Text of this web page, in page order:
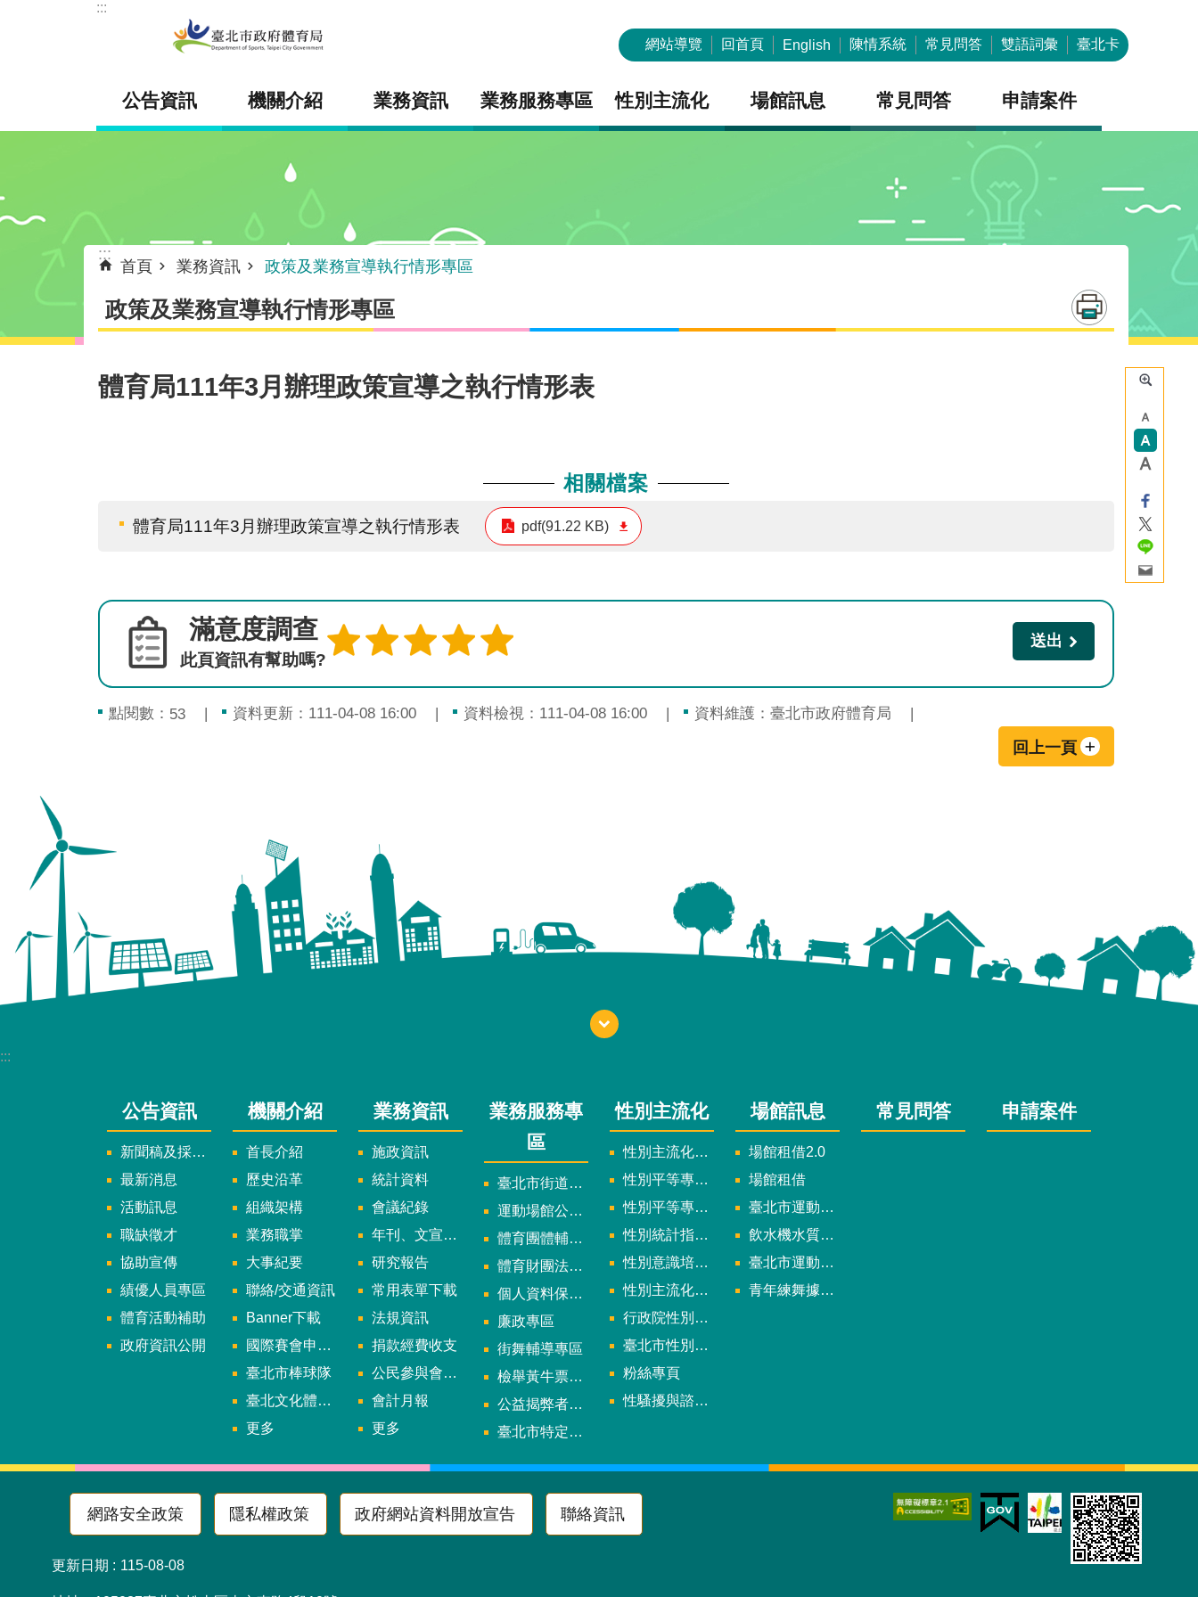
跳到主要內容區塊
:::
網站導覽 回首頁 English 陳情系統 常見問答 雙語詞彙 臺北卡
公告資訊 機關介紹 業務資訊 業務服務專區 性別主流化 場館訊息 常見問答 申請案件
:::
首頁 業務資訊 政策及業務宣導執行情形專區
政策及業務宣導執行情形專區
體育局111年3月辦理政策宣導之執行情形表
相關檔案
體育局111年3月辦理政策宣導之執行情形表 pdf(91.22 KB)
滿意度調查
此頁資訊有幫助嗎?
點閱數： 53 資料更新：111-04-08 16:00 資料檢視：111-04-08 16:00 資料維護：臺北市政府體育局
回上一頁
:::
公告資訊
新聞稿及採訪通知
最新消息
活動訊息
職缺徵才
協助宣傳
績優人員專區
體育活動補助
政府資訊公開
機關介紹
首長介紹
歷史沿革
組織架構
業務職掌
大事紀要
聯絡/交通資訊
Banner下載
國際賽會申辦暨籌辦小組
臺北市棒球隊
臺北文化體育園區
更多
業務資訊
施政資訊
統計資料
會議紀錄
年刊、文宣及出版品
研究報告
常用表單下載
法規資訊
捐款經費收支
公民參與會議資訊
會計月報
更多
業務服務專
區
臺北市街道遊戲申請專區
運動場館公司設立輔導專區
體育團體輔導訪視
體育財團法人/公益信託專區
個人資料保護專區
廉政專區
街舞輔導專區
檢舉黃牛票專區
公益揭弊者保護法專區
臺北市特定族群體適能指導證照參考名單申請認可計畫
性別主流化
性別主流化實施計畫暨細部計畫
性別平等專案小組委員名單
性別平等專案小組會議紀錄
性別統計指標及項目
性別意識培力、統計分析案、影響評估案
性別主流化年度成果報告
行政院性別平等會
臺北市性別平等辦公室
粉絲專頁
性騷擾與諮詢專區
場館訊息
場館租借2.0
場館租借
臺北市運動中心
飲水機水質檢驗報告
臺北市運動中心預約系統
青年練舞據點地圖
常見問答 申請案件
網路安全政策 隱私權政策 政府網站資料開放宣告 聯絡資訊
更新日期 115-08-08